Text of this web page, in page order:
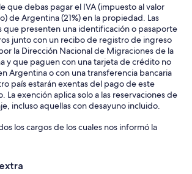
que debas pagar el IVA (impuesto al valor
de Argentina (21%) en la propiedad. Las
que presenten una identificación o pasaporte
junto con un recibo de registro de ingreso
la Dirección Nacional de Migraciones de la
y que paguen con una tarjeta de crédito no
Argentina o con una transferencia bancaria
país estarán exentas del pago de este
La exención aplica solo a las reservaciones de
incluso aquellas con desayuno incluido.
los cargos de los cuales nos informó la